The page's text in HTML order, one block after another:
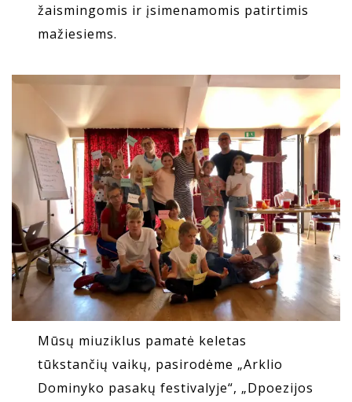
žaismingomis ir įsimenamomis patirtimis
mažiesiems.
Mūsų miuziklus pamatė keletas
tūkstančių vaikų, pasirodėme „Arklio
Dominyko pasakų festivalyje“, „Dpoezijos